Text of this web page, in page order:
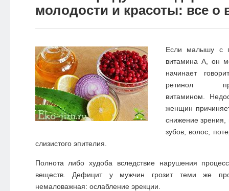
молодости и красоты: все о
Если малышу с
витамина А, он
начинает
ретинол
витамином.
женщин
снижение
зубов, волос,
слизистого эпителия.
Полнота либо худоба вследствие нарушения
веществ. Дефицит у мужчин грозит теми же
немаловажная: ослабление эрекции.